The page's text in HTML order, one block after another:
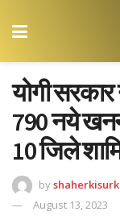
योगी
790 नये खनन
10 जिले
by
August 13, 2023